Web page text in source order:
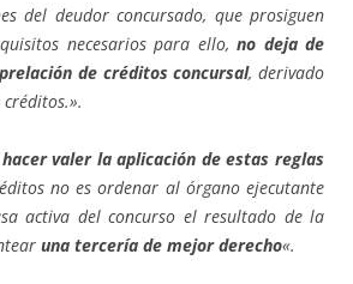
del deudor concursado, que prosiguen
necesarios para ello,no deja de
de créditos concursal, derivado
valer la aplicación de estas reglas
no es ordenar al órgano ejecutante
activa del concurso el resultado de la
una tercería de mejor derecho«.